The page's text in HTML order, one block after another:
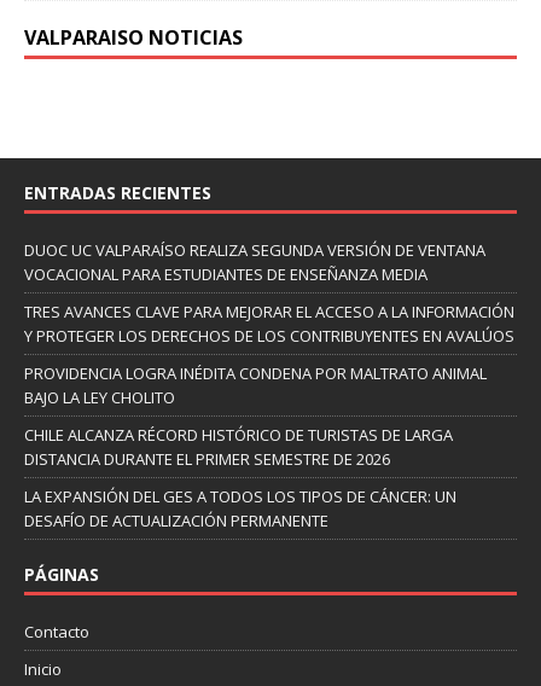
VALPARAISO NOTICIAS
ENTRADAS RECIENTES
DUOC UC VALPARAÍSO REALIZA SEGUNDA VERSIÓN DE VENTANA
VOCACIONAL PARA ESTUDIANTES DE ENSEÑANZA MEDIA
TRES AVANCES CLAVE PARA MEJORAR EL ACCESO A LA INFORMACIÓN
Y PROTEGER LOS DERECHOS DE LOS CONTRIBUYENTES EN AVALÚOS
PROVIDENCIA LOGRA INÉDITA CONDENA POR MALTRATO ANIMAL
BAJO LA LEY CHOLITO
CHILE ALCANZA RÉCORD HISTÓRICO DE TURISTAS DE LARGA
DISTANCIA DURANTE EL PRIMER SEMESTRE DE 2026
LA EXPANSIÓN DEL GES A TODOS LOS TIPOS DE CÁNCER: UN
DESAFÍO DE ACTUALIZACIÓN PERMANENTE
PÁGINAS
Contacto
Inicio